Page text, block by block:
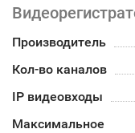
Производитель
Кол-во каналов
IP видеовходы
Максимальное